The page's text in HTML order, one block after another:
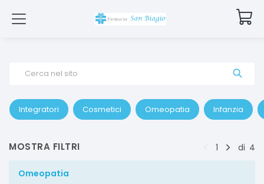
Cerca nel sito
Integratori Cosmetici Omeopatia Infanzia
MOSTRA FILTRI 1 di 4
Omeopatia